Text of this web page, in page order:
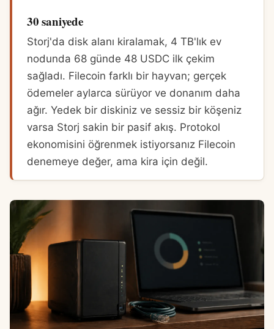
30 saniyede
Storj'da disk alanı kiralamak, 4 TB'lık ev
nodunda 68 günde 48 USDC ilk çekim
sağladı. Filecoin farklı bir hayvan; gerçek
ödemeler aylarca sürüyor ve donanım daha
ağır. Yedek bir diskiniz ve sessiz bir köşeniz
varsa Storj sakin bir pasif akış. Protokol
ekonomisini öğrenmek istiyorsanız Filecoin
denemeye değer, ama kira için değil.